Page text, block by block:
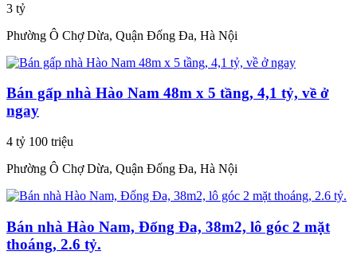
3 tỷ
Phường Ô Chợ Dừa, Quận Đống Đa, Hà Nội
Bán gấp nhà Hào Nam 48m x 5 tầng, 4,1 tỷ, về ở
ngay
4 tỷ 100 triệu
Phường Ô Chợ Dừa, Quận Đống Đa, Hà Nội
Bán nhà Hào Nam, Đống Đa, 38m2, lô góc 2 mặt
thoáng, 2.6 tỷ.